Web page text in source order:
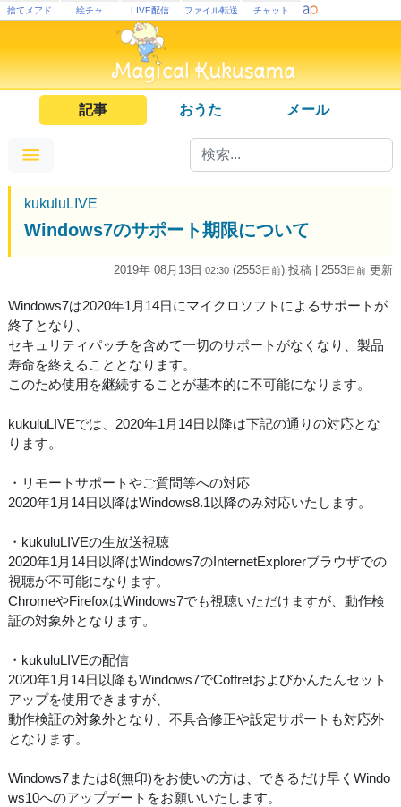
捨てメアド 絵チャ LIVE配信 ファイル転送 チャット
記事 おうた メール
kukuluLIVE
Windows7のサポート期限について
2019年 08月13日 02:30 (2553日前) 投稿 | 2553日前 更新
Windows7は2020年1月14日にマイクロソフトによるサポートが
終了となり、
セキュリティパッチを含めて一切のサポートがなくなり、製品
寿命を終えることとなります。
このため使用を継続することが基本的に不可能になります。
kukuluLIVEでは、2020年1月14日以降は下記の通りの対応とな
ります。
・リモートサポートやご質問等への対応
2020年1月14日以降はWindows8.1以降のみ対応いたします。
・kukuluLIVEの生放送視聴
2020年1月14日以降はWindows7のInternetExplorerブラウザでの
視聴が不可能になります。
ChromeやFirefoxはWindows7でも視聴いただけますが、動作検
証の対象外となります。
・kukuluLIVEの配信
2020年1月14日以降もWindows7でCoffretおよびかんたんセット
アップを使用できますが、
動作検証の対象外となり、不具合修正や設定サポートも対応外
となります。
Windows7または8(無印)をお使いの方は、できるだけ早くWindo
ws10へのアップデートをお願いいたします。